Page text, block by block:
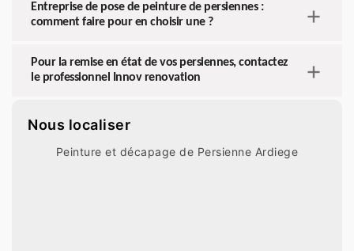
Entreprise de pose de peinture de persiennes :
comment faire pour en choisir une ?
Pour la remise en état de vos persiennes, contactez
le professionnel Innov renovation
Nous localiser
Peinture et décapage de Persienne Ardiege